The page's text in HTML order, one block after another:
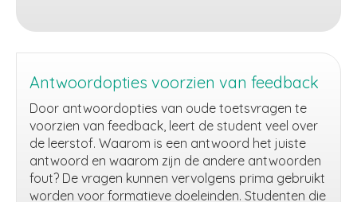
Antwoordopties voorzien van feedback
Door antwoordopties van oude toetsvragen te
voorzien van feedback, leert de student veel over
de leerstof. Waarom is een antwoord het juiste
antwoord en waarom zijn de andere antwoorden
fout? De vragen kunnen vervolgens prima gebruikt
worden voor formatieve doeleinden. Studenten die